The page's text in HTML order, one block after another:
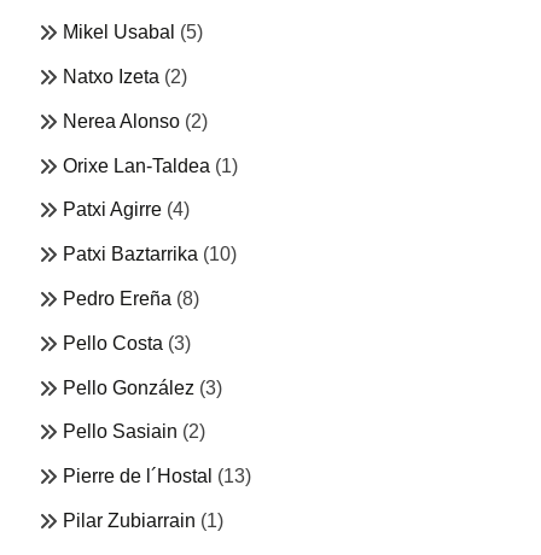
Mikel Usabal (5)
Natxo Izeta (2)
Nerea Alonso (2)
Orixe Lan-Taldea (1)
Patxi Agirre (4)
Patxi Baztarrika (10)
Pedro Ereña (8)
Pello Costa (3)
Pello González (3)
Pello Sasiain (2)
Pierre de l´Hostal (13)
Pilar Zubiarrain (1)